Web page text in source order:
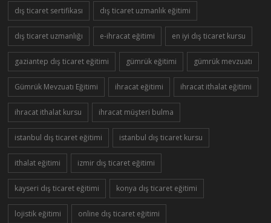
dış ticaret sertifikası dış ticaret uzmanlık eğitimi
dış ticaret uzmanlığı e-ihracat eğitimi en iyi dış ticaret kursu
gaziantep dış ticaret eğitimi gümrük eğitimi gümrük mevzuatı
Gümrük Mevzuatı Eğitimi ihracat eğitimi ihracat ithalat eğitimi
ihracat ithalat kursu ihracat müşteri bulma
istanbul dış ticaret eğitimi istanbul dış ticaret kursu
ithalat eğitimi izmir dış ticaret eğitimi
kayseri dış ticaret eğitimi konya dış ticaret eğitimi
lojistik eğitimi online dış ticaret eğitimi